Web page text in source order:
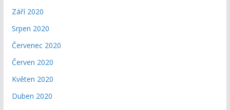
Září 2020
Srpen 2020
Červenec 2020
Červen 2020
Květen 2020
Duben 2020